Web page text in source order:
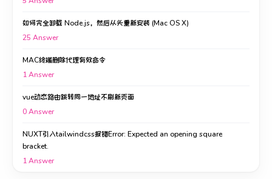
如何完全卸载 Node.js，然后从头重新安装 (Mac OS X)
25 Answer
MAC终端删除代理有效命令
1Answer
vue动态路由跳转同一地址不刷新页面
0Answer
NUXT引入tailwindcss报错Error: Expected an opening square
bracket.
1Answer